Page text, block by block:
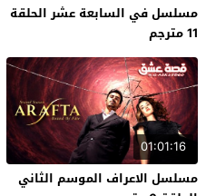
مسلسل في السابعة عشر الحلقة
11 مترجم
01:01:16
مسلسل الاعراف الموسم الثاني